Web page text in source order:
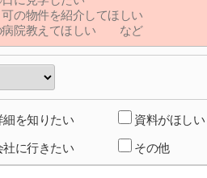
細を知りたい 資料がほしい
社に行きたい その他